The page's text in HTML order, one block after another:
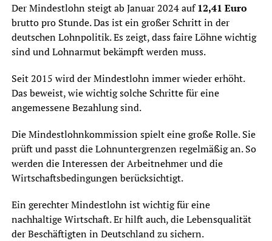
Der Mindestlohn steigt ab Januar 2024 auf12,41 Euro
brutto pro Stunde. Das ist ein großer Schritt in der
deutschen Lohnpolitik. Es zeigt, dass faire Löhne wichtig
sind und Lohnarmut bekämpft werden muss.
Seit 2015 wird der Mindestlohn immer wieder erhöht.
Das beweist, wie wichtig solche Schritte für eine
angemessene Bezahlung sind.
Die Mindestlohnkommission spielt eine große Rolle. Sie
prüft und passt die Lohnuntergrenzen regelmäßig an. So
werden die Interessen der Arbeitnehmer und die
Wirtschaftsbedingungen berücksichtigt.
Ein gerechter Mindestlohn ist wichtig für eine
nachhaltige Wirtschaft. Er hilft auch, die Lebensqualität
der Beschäftigten in Deutschland zu sichern.